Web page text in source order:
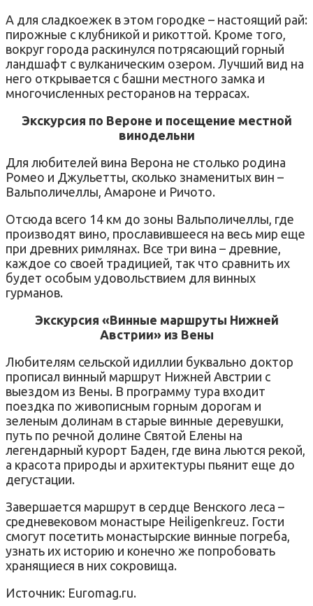
А для сладкоежек в этом городке – настоящий рай:
пирожные с клубникой и рикоттой. Кроме того,
вокруг города раскинулся потрясающий горный
ландшафт с вулканическим озером. Лучший вид на
него открывается с башни местного замка и
многочисленных ресторанов на террасах.
Экскурсия по Вероне и посещение местной
винодельни
Для любителей вина Верона не столько родина
Ромео и Джульетты, сколько знаменитых вин –
Вальполичеллы, Амароне и Ричото.
Отсюда всего 14 км до зоны Вальполичеллы, где
производят вино, прославившееся на весь мир еще
при древних римлянах. Все три вина – древние,
каждое со своей традицией, так что сравнить их
будет особым удовольствием для винных
гурманов.
Экскурсия «Винные маршруты Нижней
Австрии» из Вены
Любителям сельской идиллии буквально доктор
прописал винный маршрут Нижней Австрии с
выездом из Вены. В программу тура входит
поездка по живописным горным дорогам и
зеленым долинам в старые винные деревушки,
путь по речной долине Святой Елены на
легендарный курорт Баден, где вина льются рекой,
а красота природы и архитектуры пьянит еще до
дегустации.
Завершается маршрут в сердце Венского леса –
средневековом монастыре Heiligenkreuz. Гости
смогут посетить монастырские винные погреба,
узнать их историю и конечно же попробовать
хранящиеся в них сокровища.
Источник: Euromag.ru.